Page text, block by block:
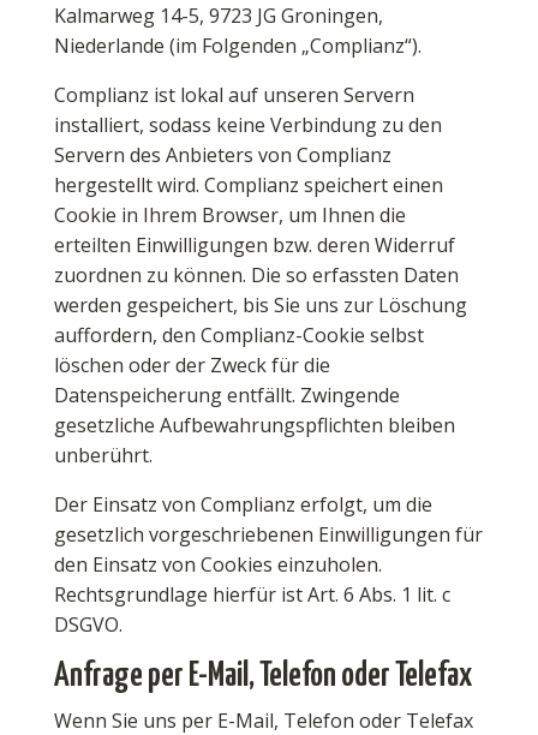
Kalmarweg 14-5, 9723 JG Groningen,
Niederlande (im Folgenden „Complianz“).
Complianz ist lokal auf unseren Servern
installiert, sodass keine Verbindung zu den
Servern des Anbieters von Complianz
hergestellt wird. Complianz speichert einen
Cookie in Ihrem Browser, um Ihnen die
erteilten Einwilligungen bzw. deren Widerruf
zuordnen zu können. Die so erfassten Daten
werden gespeichert, bis Sie uns zur Löschung
auffordern, den Complianz-Cookie selbst
löschen oder der Zweck für die
Datenspeicherung entfällt. Zwingende
gesetzliche Aufbewahrungspflichten bleiben
unberührt.
Der Einsatz von Complianz erfolgt, um die
gesetzlich vorgeschriebenen Einwilligungen für
den Einsatz von Cookies einzuholen.
Rechtsgrundlage hierfür ist Art. 6 Abs. 1 lit. c
DSGVO.
Anfrage per E-Mail, Telefon oder Telefax
Wenn Sie uns per E-Mail, Telefon oder Telefax